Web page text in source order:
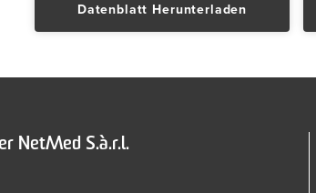
Datenblatt Herunterladen
NetMed S.à.r.l.